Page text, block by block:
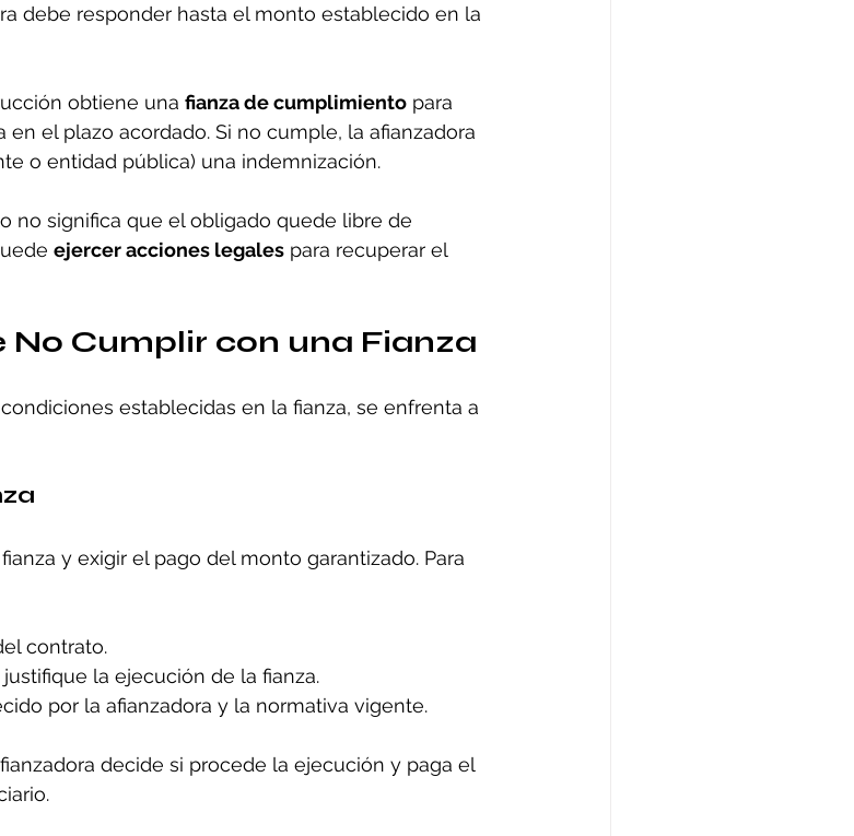
debe responder hasta el monto establecido en la
obtiene una fianza de cumplimiento para
el plazo acordado. Si no cumple, la afianzadora
o entidad pública) una indemnización.
no significa que el obligado quede libre de
ejercer acciones legales para recuperar el
No Cumplir con una Fianza
establecidas en la fianza, se enfrenta a
y exigir el pago del monto garantizado. Para
contrato.
la ejecución de la fianza.
por la afianzadora y la normativa vigente.
decide si procede la ejecución y paga el